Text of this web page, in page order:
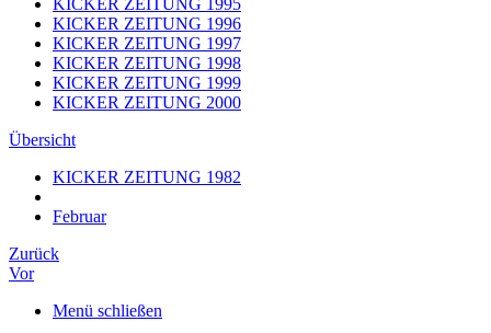
KICKER ZEITUNG 1995
KICKER ZEITUNG 1996
KICKER ZEITUNG 1997
KICKER ZEITUNG 1998
KICKER ZEITUNG 1999
KICKER ZEITUNG 2000
Übersicht
KICKER ZEITUNG 1982
Februar
Zurück
Vor
Menü schließen